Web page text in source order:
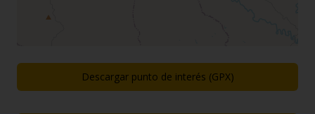
Descargar punto de interés (GPX)